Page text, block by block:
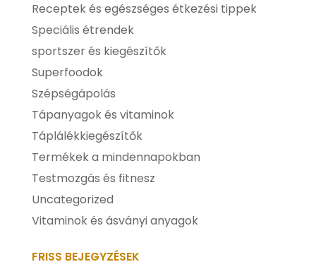
Receptek és egészséges étkezési tippek
Speciális étrendek
sportszer és kiegészítők
Superfoodok
Szépségápolás
Tápanyagok és vitaminok
Táplálékkiegészítők
Termékek a mindennapokban
Testmozgás és fitnesz
Uncategorized
Vitaminok és ásványi anyagok
FRISS BEJEGYZÉSEK